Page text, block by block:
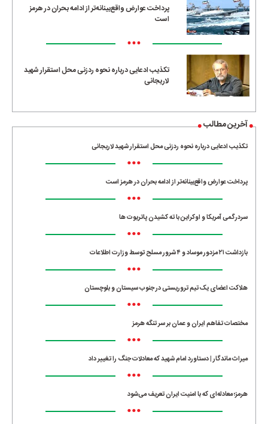
پرداخت عوارض واقع‌بینانه‌تر از ادامه بحران در هرمز
است
•••
تکذیب ادعایی درباره نحوه ردزنی محل استقرار شهید
لاریجانی
آخرین مطالب
تکذیب ادعایی درباره نحوه ردزنی محل استقرار شهید لاریجانی
•••
پرداخت عوارض واقع‌بینانه‌تر از ادامه بحران در هرمز است
•••
سردرگمی آمریکا و اوکراین با ته کشیدن پاتریوت ها
•••
بازداشت ۲۱ مزدور موساد و ۴ شرور مسلح توسط وزارت اطلاعات
•••
هلاکت اعضای یک تیم تروریستی در جنوب سیستان و بلوچستان
•••
مختصات تفاهم ایران و عمان بر سر تنگه هرمز
•••
میراث ماندگار | دستاورد امام شهید که معادلات جنگ را تغییر داد
•••
هرمز؛ معادله‌ای که با امنیت ایران تعریف می‌شود
•••